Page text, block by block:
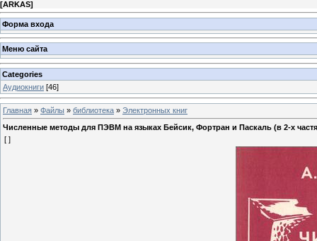
[ARKAS]
Форма входа
Меню сайта
Categories
Аудиокниги [46]
Главная » Файлы » библиотека » Электронных книг
Численные методы для ПЭВМ на языках Бейсик, Фортран и Паскаль (в 2-х
[ ]